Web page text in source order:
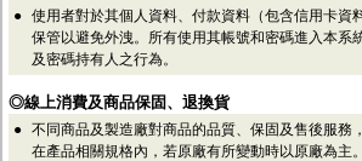
分配放大器
網路線用水晶頭
網路線
懶人線.同軸線.花線
線頭.插座.延長線.HDMI線
集線盒.防水盒.配線盒
變壓器.避雷器
● 使用者對於其個人資料、付款資料（包含信用卡資
保管以避免外洩。所有使用其帳號和密碼進入本系
及密碼持有人之行為。
◎線上消費及商品保固、退換貨
● 不同商品及製造廠對商品的品質、保固及售後服務
在產品相關規格內，若原廠有所變動時以原廠為主。